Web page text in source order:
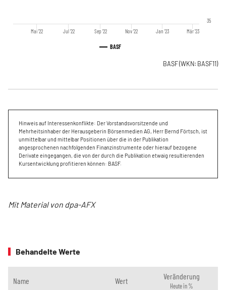
BASF
Mai '22 Jul '22 Sep '22 Nov '22 Jan '23 Mär '23
35
BASF(WKN: BASF11)
Hinweis auf Interessenkonflikte: Der Vorstandsvorsitzende und
Mehrheitsinhaber der Herausgeberin Börsenmedien AG, Herr Bernd Förtsch, ist
unmittelbar und mittelbar Positionen über die in der Publikation
angesprochenen nachfolgenden Finanzinstrumente oder hierauf bezogene
Derivate eingegangen, die von der durch die Publikation etwaig resultierenden
Kursentwicklung profitieren können: BASF.
Mit Material von dpa-AFX
Behandelte Werte
Name Wert Veränderung
Heute in %